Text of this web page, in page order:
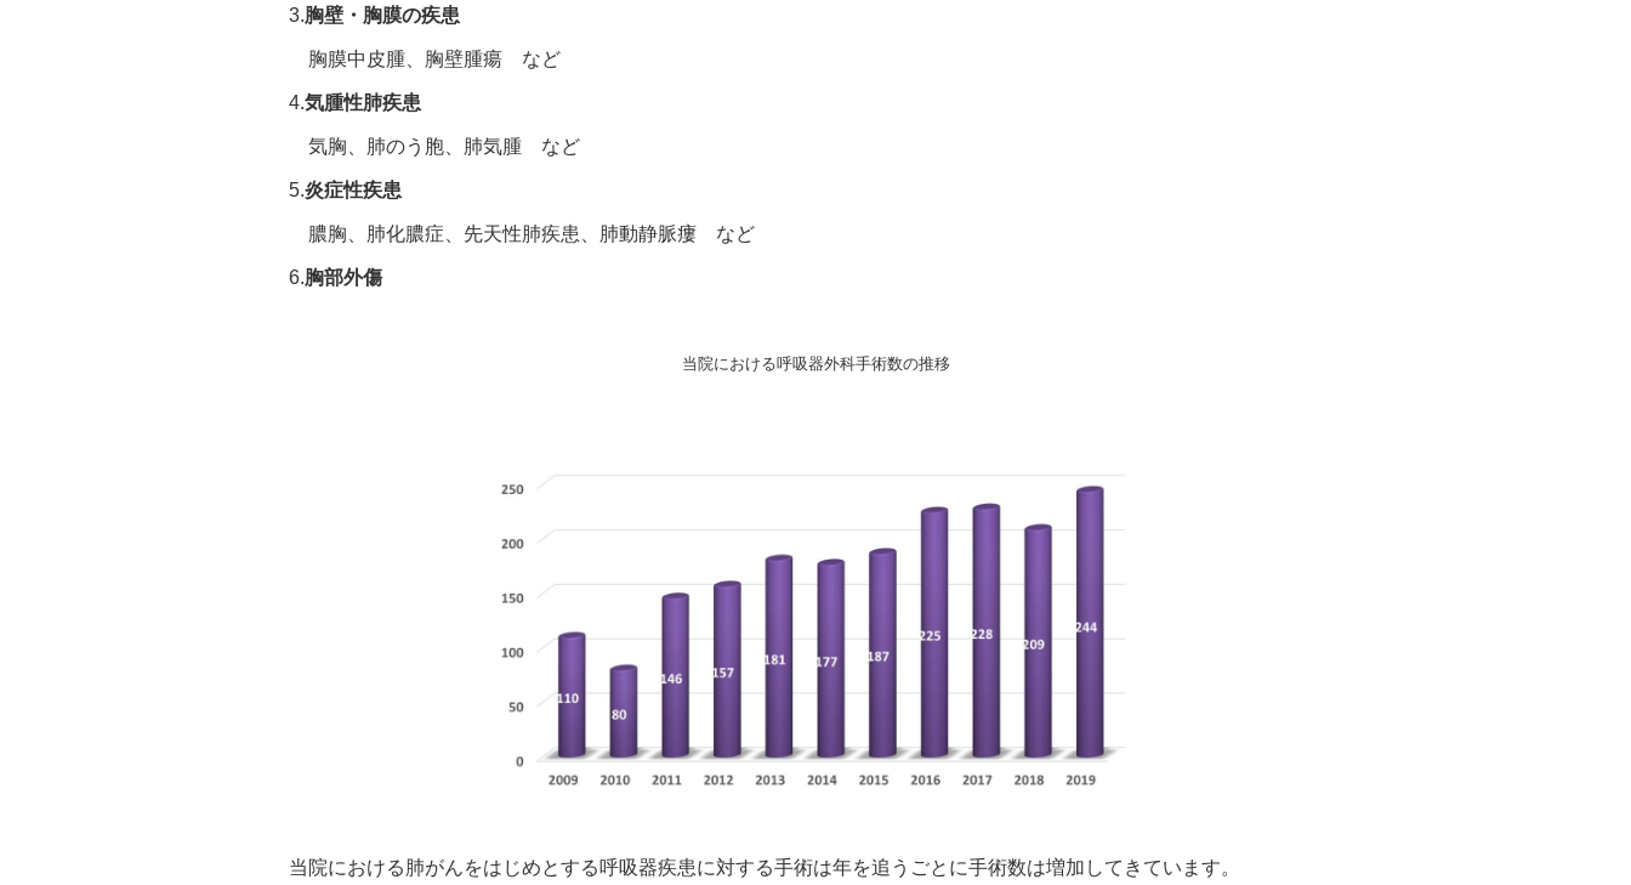
3.胸壁・胸膜の疾患
胸膜中皮腫、胸壁腫瘍 など
4.気腫性肺疾患
気胸、肺のう胞、肺気腫 など
5.炎症性疾患
膿胸、肺化膿症、先天性肺疾患、肺動静脈瘻 など
6.胸部外傷
当院における呼吸器外科手術数の推移
当院における肺がんをはじめとする呼吸器疾患に対する手術は年を追うごとに手術数は増加してきています。